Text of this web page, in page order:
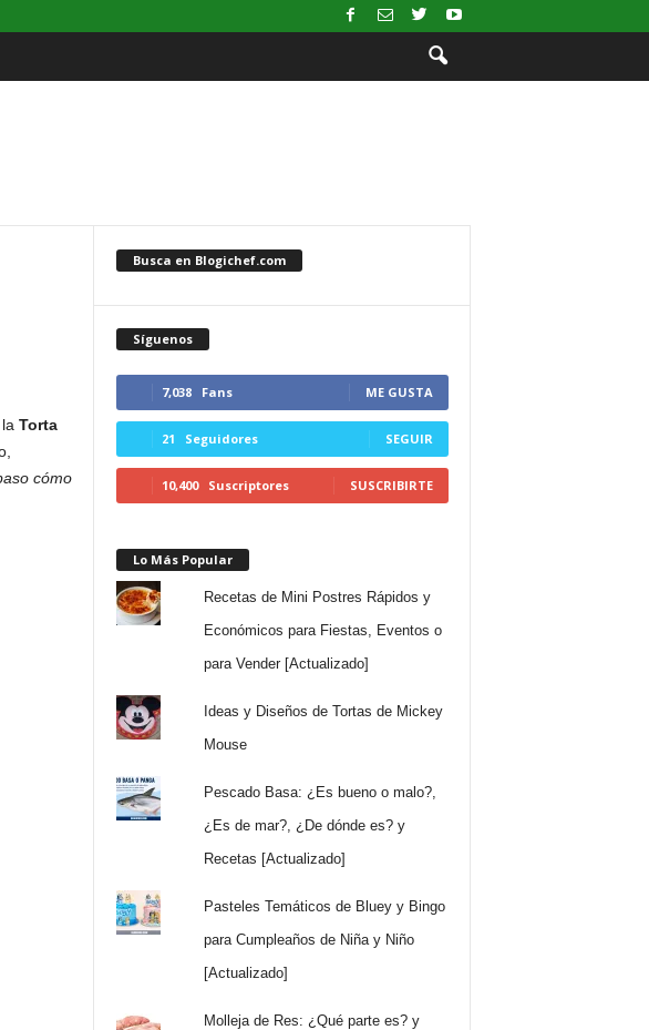
Torta
cómo
Busca en Blogichef.com
Síguenos
7,038 Fans ME GUSTA
21 Seguidores SEGUIR
10,400 Suscriptores SUSCRIBIRTE
Lo Más Popular
Recetas de Mini Postres Rápidos y
Económicos para Fiestas, Eventos o
para Vender [Actualizado]
Ideas y Diseños de Tortas de Mickey
Mouse
Pescado Basa: ¿Es bueno o malo?,
¿Es de mar?, ¿De dónde es? y
Recetas [Actualizado]
Pasteles Temáticos de Bluey y Bingo
para Cumpleaños de Niña y Niño
[Actualizado]
Molleja de Res: ¿Qué parte es? y